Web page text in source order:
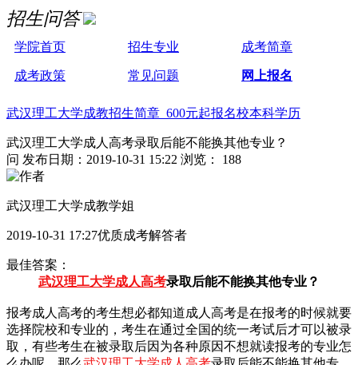
招生问答
学院首页 招生专业 成考简章
成考政策 常见问题 网上报名
武汉理工大学成教招生简章 600元起报名校本科学历
武汉理工大学成人高考录取后能不能换其他专业？
问 发布日期：2019-10-31 15:22 浏览： 188
武汉理工大学成教学姐
2019-10-31 17:27优质成考解答者
最佳答案：
武汉理工大学成人高考录取后能不能换其他专业？
报考成人高考的考生想必都知道成人高考是在报考的时候就要
选择院校和专业的，考生在通过全国的统一考试后才可以被录
取，有些考生在被录取后因为各种原因不想就读报考的专业怎